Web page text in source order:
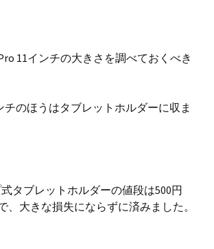
11インチの大きさを調べておくべき
チのほうはタブレットホルダーに収ま
タブレットホルダーの値段は500円
、大きな損失にならずに済みました。